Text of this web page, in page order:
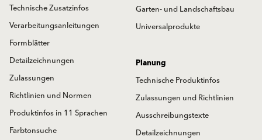
Garten- und Landschaftsbau
Universalprodukte
Technische Zusatzinfos
Verarbeitungsanleitungen
Formblätter
Detailzeichnungen
Zulassungen
Richtlinien und Normen
Produktinfos in 11 Sprachen
Farbtonsuche
Planung
Technische Produktinfos
Zulassungen und Richtlinien
Ausschreibungstexte
Detailzeichnungen